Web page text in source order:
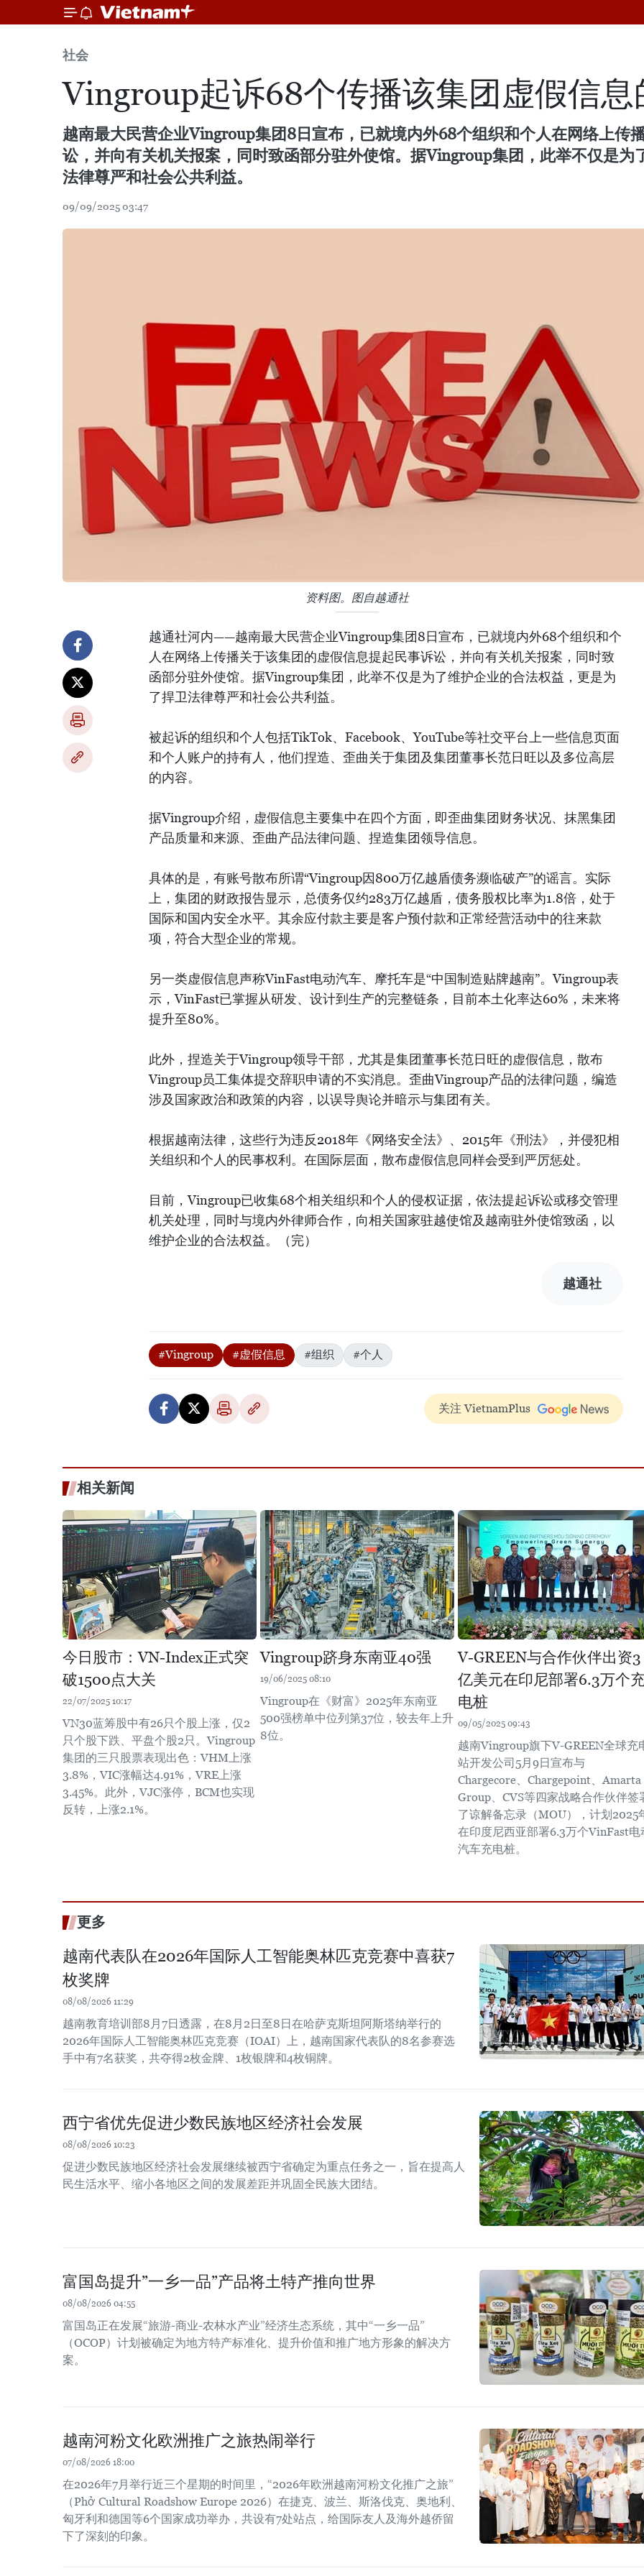
社会
Vingroup起诉68个传播该集团虚假信息
越南最大民营企业Vingroup集团8日宣布，已就境内外68个组织和个人在网络上传
讼，并向有关机关报案，同时致函部分驻外使馆。据Vingroup集团，此举不仅是为
法律尊严和社会公共利益。
09/09/2025 03:47
资料图。图自越通社
越通社河内——越南最大民营企业Vingroup集团8日宣布，已就境内外68个组织和个
人在网络上传播关于该集团的虚假信息提起民事诉讼，并向有关机关报案，同时致
函部分驻外使馆。据Vingroup集团，此举不仅是为了维护企业的合法权益，更是为
了捍卫法律尊严和社会公共利益。
被起诉的组织和个人包括TikTok、Facebook、YouTube等社交平台上一些信息页面
和个人账户的持有人，他们捏造、歪曲关于集团及集团董事长范日旺以及多位高层
的内容。
据Vingroup介绍，虚假信息主要集中在四个方面，即歪曲集团财务状况、抹黑集团
产品质量和来源、歪曲产品法律问题、捏造集团领导信息。
具体的是，有账号散布所谓“Vingroup因800万亿越盾债务濒临破产”的谣言。实际
上，集团的财政报告显示，总债务仅约283万亿越盾，债务股权比率为1.8倍，处于
国际和国内安全水平。其余应付款主要是客户预付款和正常经营活动中的往来款
项，符合大型企业的常规。
另一类虚假信息声称VinFast电动汽车、摩托车是“中国制造贴牌越南”。Vingroup表
示，VinFast已掌握从研发、设计到生产的完整链条，目前本土化率达60%，未来将
提升至80%。
此外，捏造关于Vingroup领导干部，尤其是集团董事长范日旺的虚假信息，散布
Vingroup员工集体提交辞职申请的不实消息。歪曲Vingroup产品的法律问题，编造
涉及国家政治和政策的内容，以误导舆论并暗示与集团有关。
根据越南法律，这些行为违反2018年《网络安全法》、2015年《刑法》，并侵犯相
关组织和个人的民事权利。在国际层面，散布虚假信息同样会受到严厉惩处。
目前，Vingroup已收集68个相关组织和个人的侵权证据，依法提起诉讼或移交管理
机关处理，同时与境内外律师合作，向相关国家驻越使馆及越南驻外使馆致函，以
维护企业的合法权益。（完）
越通社
#Vingroup #虚假信息 #组织 #个人
关注 VietnamPlus
相关新闻
今日股市：VN-Index正式突
破1500点大关
22/07/2025 10:17
VN30蓝筹股中有26只个股上涨，仅2
只个股下跌、平盘个股2只。Vingroup
集团的三只股票表现出色：VHM上涨
3.8%，VIC涨幅达4.91%，VRE上涨
3.45%。此外，VJC涨停，BCM也实现
反转，上涨2.1%。
Vingroup跻身东南亚40强
19/06/2025 08:10
Vingroup在《财富》2025年东南亚
500强榜单中位列第37位，较去年上升
8位。
V-GREEN与合作伙伴出资3
亿美元在印尼部署6.3万个
电桩
09/05/2025 09:43
越南Vingroup旗下V-GREEN全球充
站开发公司5月9日宣布与
Chargecore、Chargepoint、Amarta
Group、CVS等四家战略合作伙伴签
了谅解备忘录（MOU），计划2025
在印度尼西亚部署6.3万个VinFast电
汽车充电桩。
更多
越南代表队在2026年国际人工智能奥林匹克竞赛中喜获7
枚奖牌
08/08/2026 11:29
越南教育培训部8月7日透露，在8月2日至8日在哈萨克斯坦阿斯塔纳举行的
2026年国际人工智能奥林匹克竞赛（IOAI）上，越南国家代表队的8名参赛选
手中有7名获奖，共夺得2枚金牌、1枚银牌和4枚铜牌。
西宁省优先促进少数民族地区经济社会发展
08/08/2026 10:23
促进少数民族地区经济社会发展继续被西宁省确定为重点任务之一，旨在提高人
民生活水平、缩小各地区之间的发展差距并巩固全民族大团结。
富国岛提升”一乡一品”产品将土特产推向世界
08/08/2026 04:55
富国岛正在发展“旅游-商业-农林水产业”经济生态系统，其中“一乡一品”
（OCOP）计划被确定为地方特产标准化、提升价值和推广地方形象的解决方
案。
越南河粉文化欧洲推广之旅热闹举行
07/08/2026 18:00
在2026年7月举行近三个星期的时间里，“2026年欧洲越南河粉文化推广之旅”
（Phở Cultural Roadshow Europe 2026）在捷克、波兰、斯洛伐克、奥地利、
匈牙利和德国等6个国家成功举办，共设有7处站点，给国际友人及海外越侨留
下了深刻的印象。